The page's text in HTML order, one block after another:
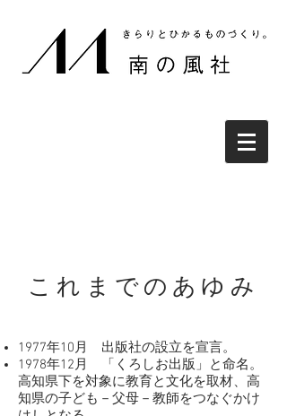
これまでのあゆみ
1977年10月 出版社の設立を宣言。
1978年12月 「くろしお出版」と命名。
高知県下を対象に教育と文化を取材、高
知県の子ども－父母－教師をつなぐかけ